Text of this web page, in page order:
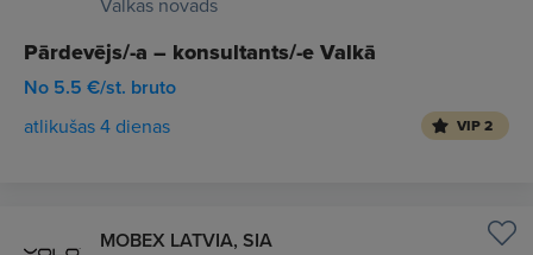
Pārdevējs/-a – konsultants/-e Valkā
No 5.5 €/st. bruto
atlikušas 4 dienas VIP 2
MOBEX LATVIA, SIA